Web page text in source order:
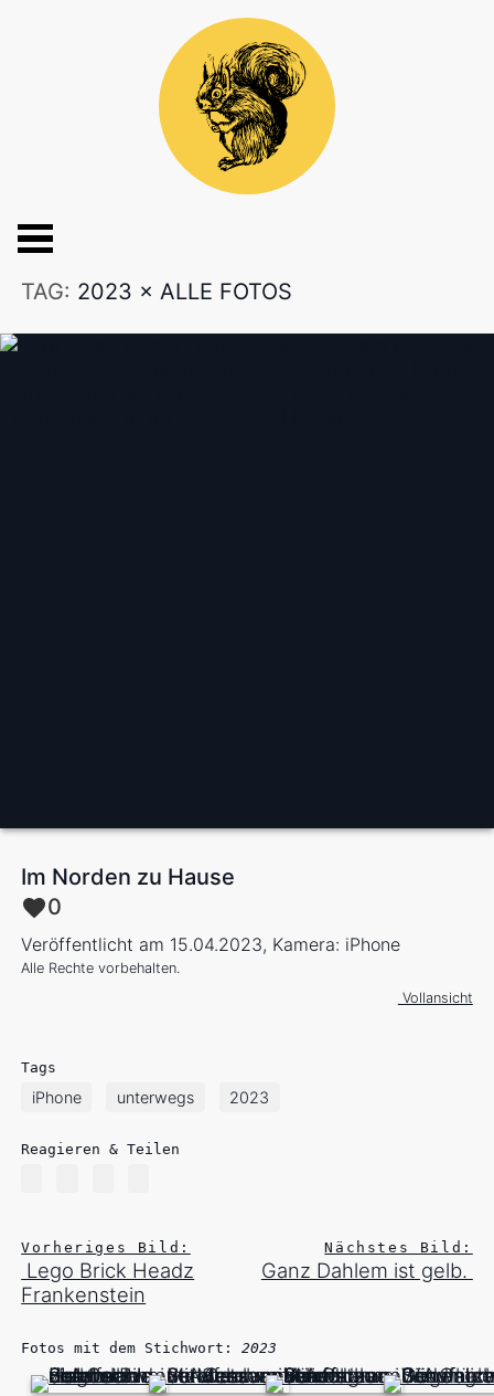
TAG: 2023 × ALLE FOTOS
Im Norden zu Hause
0
Veröffentlicht am 15.04.2023, Kamera: iPhone
Alle Rechte vorbehalten.
Vollansicht
Tags
iPhone unterwegs 2023
Reagieren & Teilen
Vorheriges Bild:
Lego Brick Headz
Frankenstein
Nächstes Bild:
Ganz Dahlem ist gelb.
Fotos mit dem Stichwort:2023